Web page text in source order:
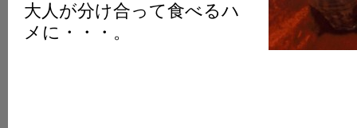
大人が分け合って食べるハ
メに・・・。